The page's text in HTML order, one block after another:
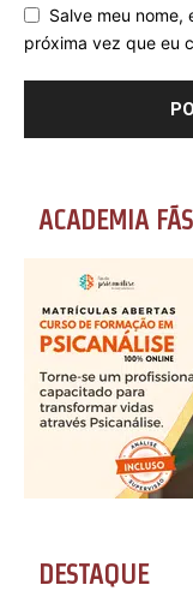
Salve meu nome,
próxima vez que eu
ACADEMIA
DESTAQUE